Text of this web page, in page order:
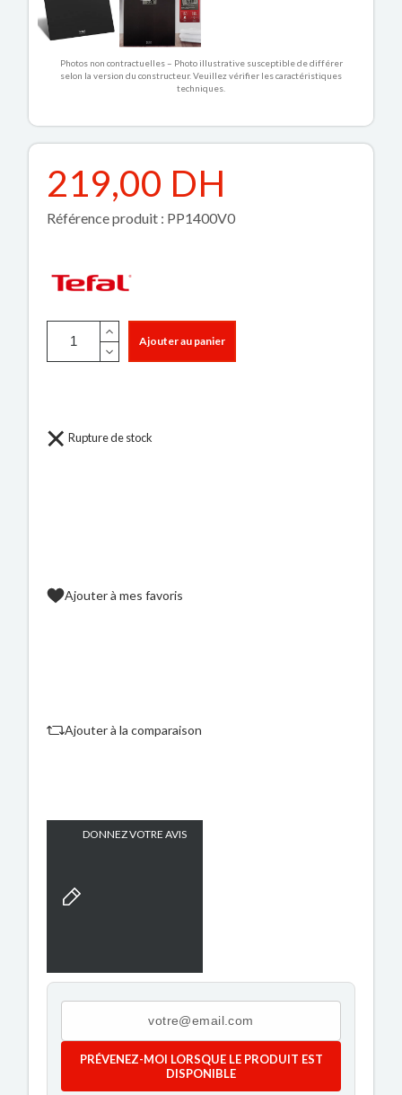
Photos non contractuelles – Photo illustrative susceptible de différer
selon la version du constructeur. Veuillez vérifier les caractéristiques
techniques.
219,00 DH
Référence produit : PP1400V0
Ajouter au panier
Rupture de stock
Ajouter à mes favoris
Ajouter à la comparaison
DONNEZ VOTRE AVIS
PRÉVENEZ-MOI LORSQUE LE PRODUIT EST
DISPONIBLE